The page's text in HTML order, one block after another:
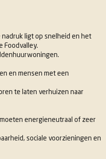
ligt op snelheid en het
Foodvalley.
en mensen met een
te laten verhuizen naar
energieneutraal of zeer
sociale voorzieningen en